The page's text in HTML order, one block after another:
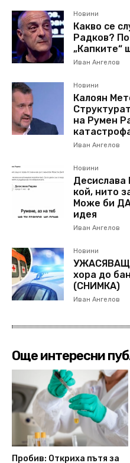
Новини
Какво се
Радков?
„Капките“
Иван Ангелов
Новини
Калоян
на Румен
Иван Ангелов
Новини
Десислава
кой, нито
Може би
идея
Иван Ангелов
Новини
хора до
(СНИМКА)
Иван Ангелов
Още интересни
Пробив: Откриха пътя за